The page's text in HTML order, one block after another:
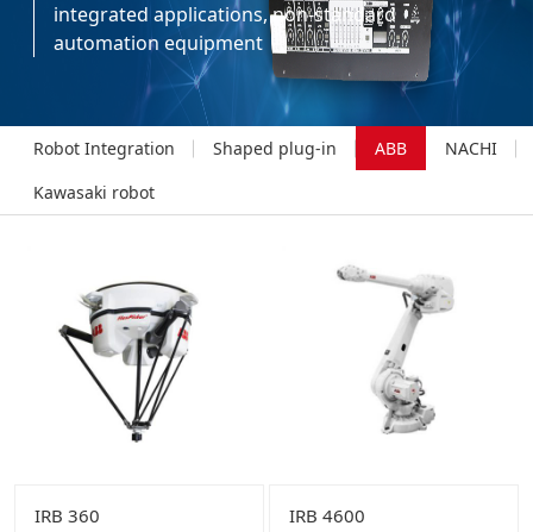
integrated applications, non-standard
automation equipment
Robot Integration Shaped plug-in ABB
NACHI
Kawasaki robot
IRB 360 IRB 4600